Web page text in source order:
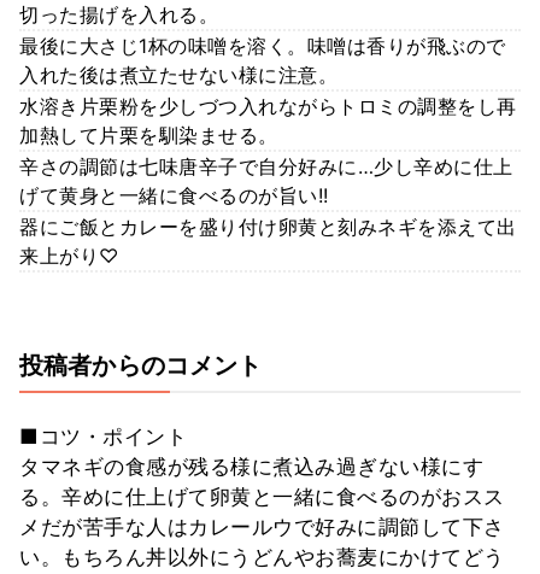
切った揚げを入れる。
最後に大さじ1杯の味噌を溶く。味噌は香りが飛ぶので
入れた後は煮立たせない様に注意。
水溶き片栗粉を少しづつ入れながらトロミの調整をし再
加熱して片栗を馴染ませる。
辛さの調節は七味唐辛子で自分好みに…少し辛めに仕上
げて黄身と一緒に食べるのが旨い!!
器にご飯とカレーを盛り付け卵黄と刻みネギを添えて出
来上がり♡
投稿者からのコメント
■コツ・ポイント
タマネギの食感が残る様に煮込み過ぎない様にす
る。辛めに仕上げて卵黄と一緒に食べるのがおスス
メだが苦手な人はカレールウで好みに調節して下さ
い。もちろん丼以外にうどんやお蕎麦にかけてどう